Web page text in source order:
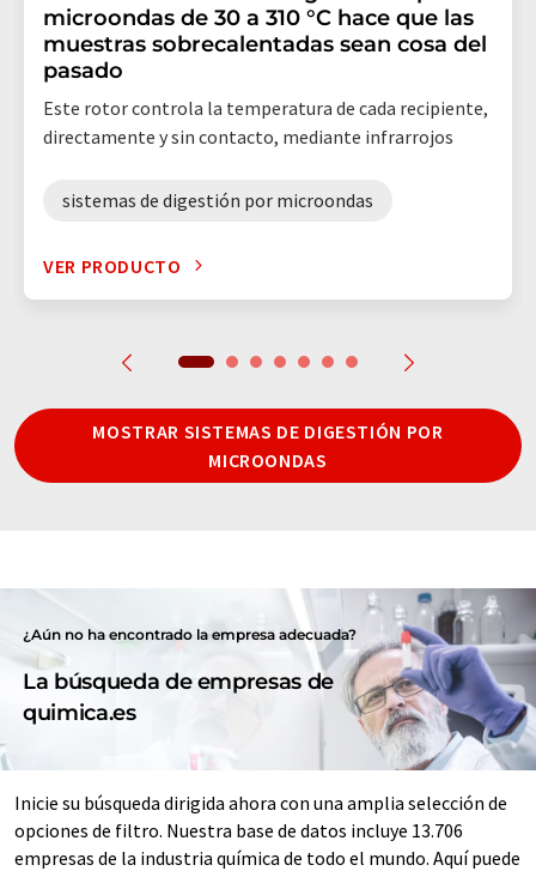
microondas de 30 a 310 °C hace que las
muestras sobrecalentadas sean cosa del
pasado
Este rotor controla la temperatura de cada recipiente,
directamente y sin contacto, mediante infrarrojos
sistemas de digestión por microondas
VER PRODUCTO
MOSTRAR SISTEMAS DE DIGESTIÓN POR
MICROONDAS
¿Aún no ha encontrado la empresa adecuada?
La búsqueda de empresas de
quimica.es
Inicie su búsqueda dirigida ahora con una amplia selección de
opciones de filtro. Nuestra base de datos incluye 13.706
empresas de la industria química de todo el mundo. Aquí puede